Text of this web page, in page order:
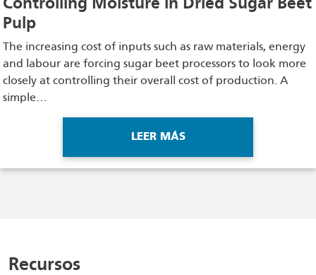
Pulp
The increasing cost of inputs such as raw materials, energy
and labour are forcing sugar beet processors to look more
closely at controlling their overall cost of production. A
simple…
LEER MÁS
Recursos